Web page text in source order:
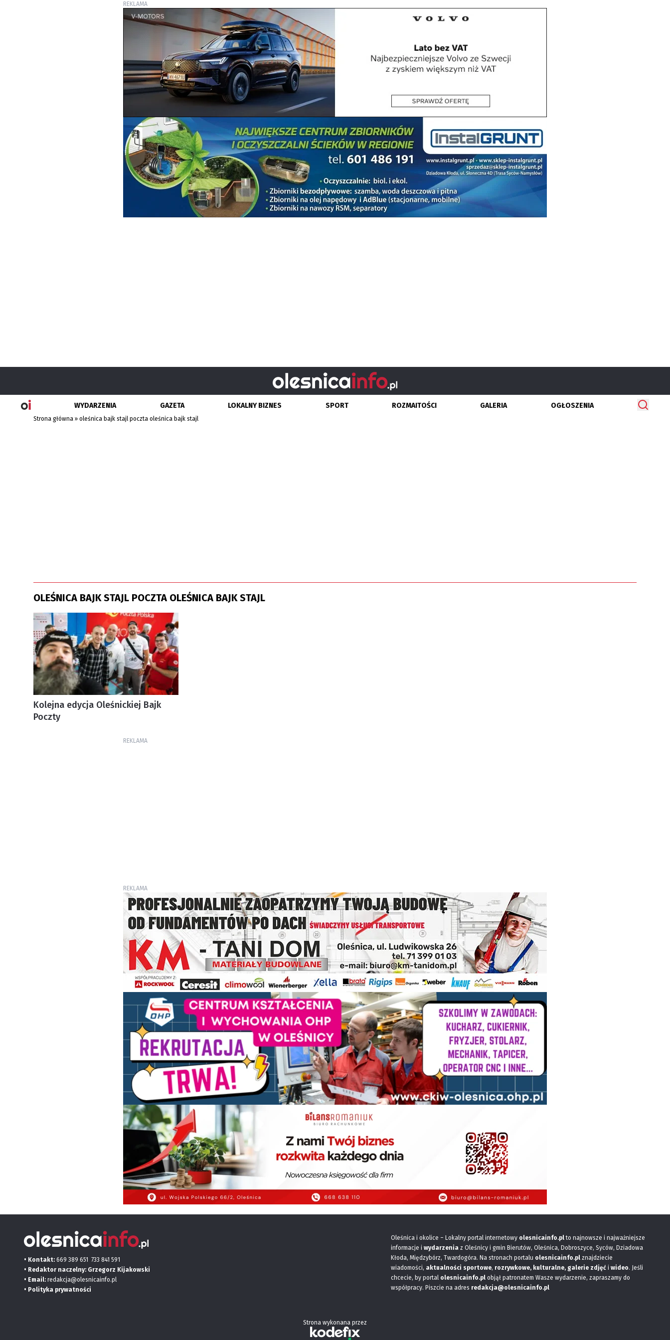
REKLAMA
WYDARZENIA GAZETA LOKALNY BIZNES SPORT ROZMAITOŚCI GALERIA OGŁOSZENIA
Strona główna »oleśnica bajk stajl poczta oleśnica bajk stajl
OLEŚNICA BAJK STAJL POCZTA OLEŚNICA BAJK STAJL
Kolejna edycja Oleśnickiej Bajk
Poczty
REKLAMA
REKLAMA
• Kontakt: 669 389 651 733 841 591
• Redaktor naczelny: Grzegorz Kijakowski
• Email: redakcja@olesnicainfo.pl
• Polityka prywatności
Oleśnica i okolice – Lokalny portal internetowy olesnicainfo.plto najnowsze i najważniejsze
informacje i wydarzenia z Oleśnicy i gmin Bierutów, Oleśnica, Dobroszyce, Syców, Dziadowa
Kłoda, Międzybórz, Twardogóra. Na stronach portalu olesnicainfo.pl znajdziecie
wiadomości, aktualności sportowe, rozrywkowe, kulturalne, galerie zdjęć i wideo. Jeśli
chcecie, by portal olesnicainfo.pl objął patronatem Wasze wydarzenie, zapraszamy do
współpracy. Piszcie na adres redakcja@olesnicainfo.pl
Strona wykonana przez